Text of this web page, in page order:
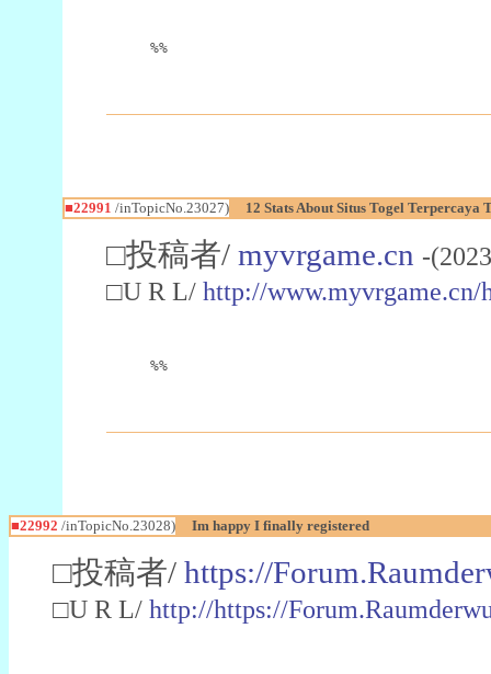
%%
■22991 /inTopicNo.23027) 12 Stats About Situs Togel Terpercaya
□投稿者/ myvrgame.cn -
□U R L/ http://www.myvrgame.cn/
%%
■22992 /inTopicNo.23028) Im happy I finally registered
□投稿者/ https://
□U R L/ http://https://